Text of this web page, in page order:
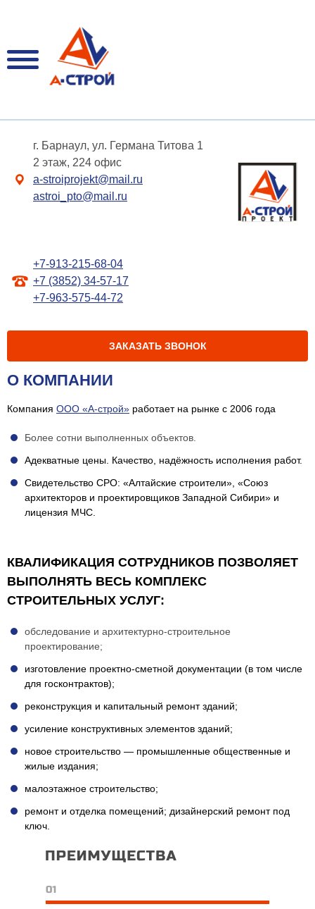
г. Барнаул, ул. Германа Титова 1
2 этаж, 224 офис
a-stroiprojekt@mail.ru
astroi_pto@mail.ru
+7-913-215-68-04
+7 (3852) 34-57-17
+7-963-575-44-72
ЗАКАЗАТЬ ЗВОНОК
О КОМПАНИИ
Компания ООО «А-строй» работает на рынке c 2006 года
Более сотни выполненных объектов.
Адекватные цены. Качество, надёжность исполнения работ.
Свидетельство СРО: «Алтайские строители», «Союз
архитекторов и проектировщиков Западной Сибири» и
лицензия МЧС.
КВАЛИФИКАЦИЯ СОТРУДНИКОВ ПОЗВОЛЯЕТ
ВЫПОЛНЯТЬ ВЕСЬ КОМПЛЕКС
СТРОИТЕЛЬНЫХ УСЛУГ:
обследование и архитектурно-строительное
проектирование;
изготовление проектно-сметной документации (в том числе
для госконтрактов);
реконструкция и капитальный ремонт зданий;
усиление конструктивных элементов зданий;
новое строительство — промышленные общественные и
жилые издания;
малоэтажное строительство;
ремонт и отделка помещений; дизайнерский ремонт под
ключ.